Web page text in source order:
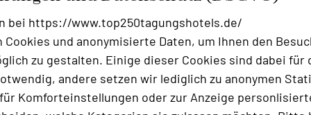
bei https://www.top250tagungshotels.de/
und anonymisierte Daten, um Ihnen den
zu gestalten. Einige dieser Cookies sind dabei für
andere setzen wir lediglich zu anonymen
Komforteinstellungen oder zur Anzeige
Unsere Tagungsangebote gelten